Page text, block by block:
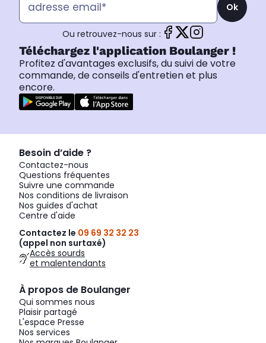
Ok
Ou retrouvez-nous sur :
Téléchargez l'application Boulanger !
Profitez d'avantages exclusifs, du suivi de votre
commande, de conseils d'entretien et plus
encore.
Besoin d’aide ?
Contactez-nous
Questions fréquentes
Suivre une commande
Nos conditions de livraison
Nos guides d'achat
Centre d'aide
Contactez le 09 69 32 32 23
(appel non surtaxé)
Accès sourds
et malentendants
À propos de Boulanger
Qui sommes nous
Plaisir partagé
L'espace Presse
Nos services